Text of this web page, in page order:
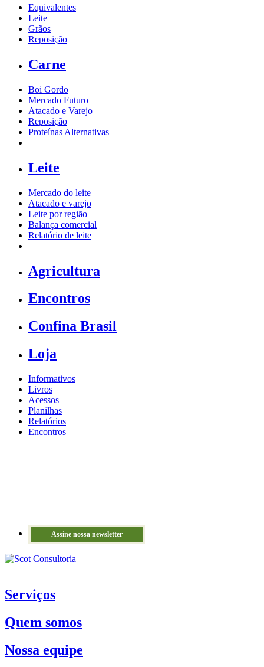
Equivalentes
Leite
Grãos
Reposição
Carne
Boi Gordo
Mercado Futuro
Atacado e Varejo
Reposição
Proteínas Alternativas
Leite
Mercado do leite
Atacado e varejo
Leite por região
Balança comercial
Relatório de leite
Agricultura
Encontros
Confina Brasil
Loja
Informativos
Livros
Acessos
Planilhas
Relatórios
Encontros
Assine nossa newsletter
Serviços
Quem somos
Nossa equipe